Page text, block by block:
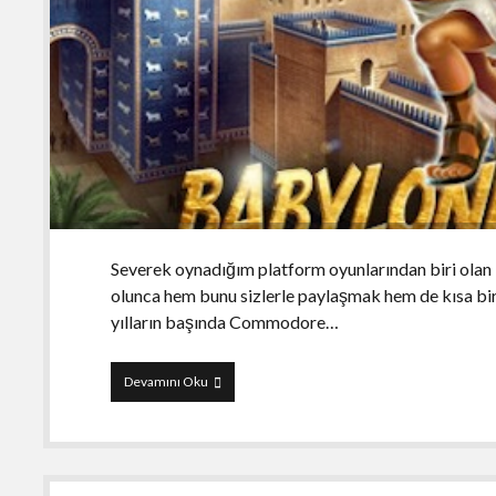
Severek oynadığım platform oyunlarından biri
olunca hem bunu sizlerle paylaşmak hem de kısa
yılların başında Commodore…
Devamını Oku Babylonian
Twins